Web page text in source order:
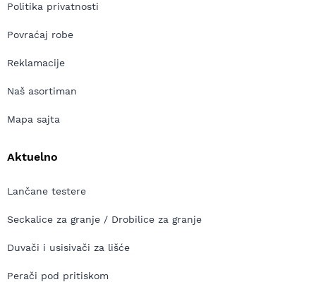
Politika privatnosti
Povraćaj robe
Reklamacije
Naš asortiman
Mapa sajta
Aktuelno
Lančane testere
Seckalice za granje / Drobilice za granje
Duvači i usisivači za lišće
Perači pod pritiskom